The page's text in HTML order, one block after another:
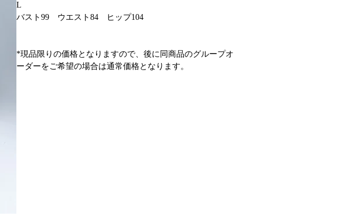
L
バスト99 ウエスト84 ヒップ104
*現品限りの価格となりますので、後に同商品のグループオ
ーダーをご希望の場合は通常価格となります。